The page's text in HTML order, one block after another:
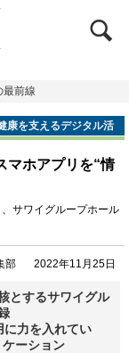
最前線
康を支えるデジタル活
線
マホアプリを“情
サワイグループホール
部 2022年11月25日
とするサワイグル
力を入れてい
ーション